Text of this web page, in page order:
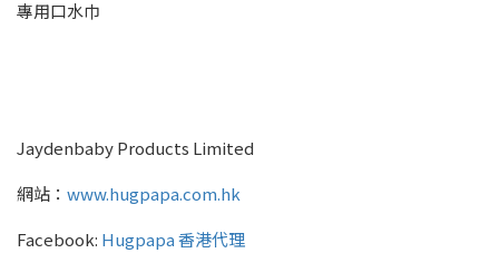
專用口水巾
Jaydenbaby Products Limited
網站： www.hugpapa.com.hk
Facebook: Hugpapa 香港代理